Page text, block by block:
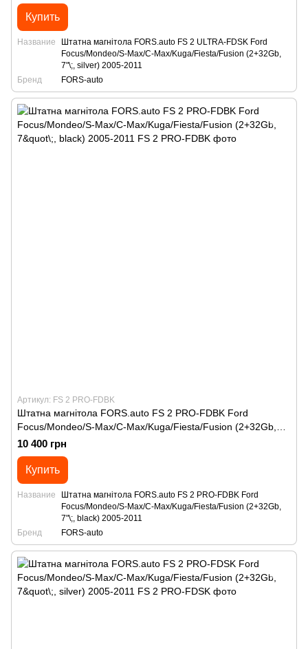
Купить
Название
Штатна магнітола FORS.auto FS 2 ULTRA-FDSK Ford
Focus/Mondeo/S-Max/C-Max/Kuga/Fiesta/Fusion (2+32Gb,
7"\;, silver) 2005-2011
Бренд
FORS-auto
Артикул: FS 2 PRO-FDBK
Штатна магнітола FORS.auto FS 2 PRO-FDBK Ford
Focus/Mondeo/S-Max/C-Max/Kuga/Fiesta/Fusion (2+32Gb,
7"\;, black) 2005-2011
10 400 грн
Купить
Название
Штатна магнітола FORS.auto FS 2 PRO-FDBK Ford
Focus/Mondeo/S-Max/C-Max/Kuga/Fiesta/Fusion (2+32Gb,
7"\;, black) 2005-2011
Бренд
FORS-auto